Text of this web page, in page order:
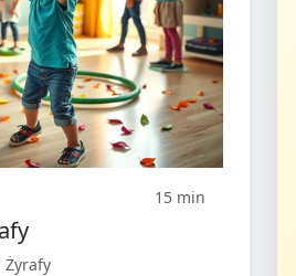
15 min
Żyrafy